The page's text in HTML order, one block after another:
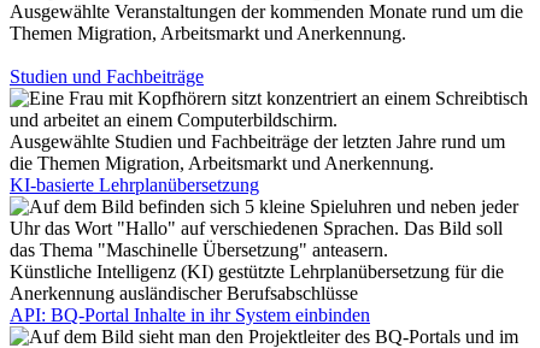
Ausgewählte Veranstaltungen der kommenden Monate rund um die
Themen Migration, Arbeitsmarkt und Anerkennung.
Studien und Fachbeiträge
Ausgewählte Studien und Fachbeiträge der letzten Jahre rund um
die Themen Migration, Arbeitsmarkt und Anerkennung.
KI-basierte Lehrplanübersetzung
Künstliche Intelligenz (KI) gestützte Lehrplanübersetzung für die
Anerkennung ausländischer Berufsabschlüsse
API: BQ-Portal Inhalte in ihr System einbinden